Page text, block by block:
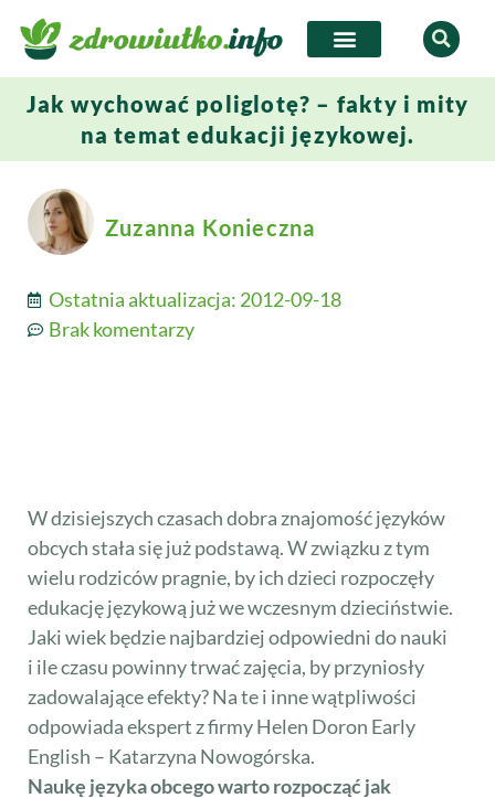
Jak wychować poliglotę? – fakty i mity
na temat edukacji językowej.
Zuzanna Konieczna
Ostatnia aktualizacja: 2012-09-18
Brak komentarzy
W dzisiejszych czasach dobra znajomość języków
obcych stała się już podstawą. W związku z tym
wielu rodziców pragnie, by ich dzieci rozpoczęły
edukację językową już we wczesnym dzieciństwie.
Jaki wiek będzie najbardziej odpowiedni do nauki
i ile czasu powinny trwać zajęcia, by przyniosły
zadowalające efekty? Na te i inne wątpliwości
odpowiada ekspert z firmy Helen Doron Early
English – Katarzyna Nowogórska.
Naukę języka obcego warto rozpocząć jak